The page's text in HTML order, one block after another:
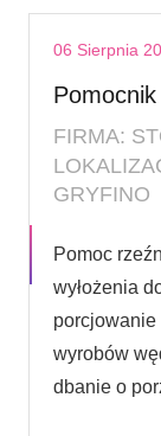
06 Sierpnia
FIRMA:
GRYFINO
Pomoc
wyłożenia
wyrobów
dbanie o